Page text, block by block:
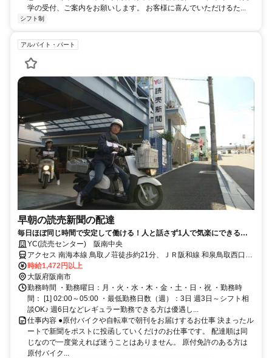
学の受付、ご案内をお願いします。 お客様に喜んでいただけるた...
シフト制
アルバイト・パート
早朝の読売新聞の配達
毎日ほぼ同じ時間で安定して働ける！人と話さず1人で気楽にできるシ
ンプル作業！家計や年金の＋αにもぴったり！中高年の方（50代・60
代）も活躍中！
YC(読売センター) 阪南中央
アクセス 南海本線 鳥取ノ荘徒歩約21分、ＪＲ阪和線 和泉鳥取西口徒
歩約23分、南海本線 尾崎東出口徒歩約24分
時給1,472円以上
大阪府阪南市
勤務時間 ・勤務曜日：月・火・水・木・金・土・日・祝 ・勤務時
間： [1] 02:00～05:00 ・最低勤務日数（週）：3日 週3日～シフト相
談OK♪ 週6日などレギュラー勤務できる方は優遇し...
仕事内容 ●原付バイクや自転車で朝刊をお届けするお仕事 決まったル
ートで新聞をポストに投函していくだけのお仕事です。 配達順は同
じなので一度覚えれば迷うことはありません。 原付免許のある方は
原付バイク...